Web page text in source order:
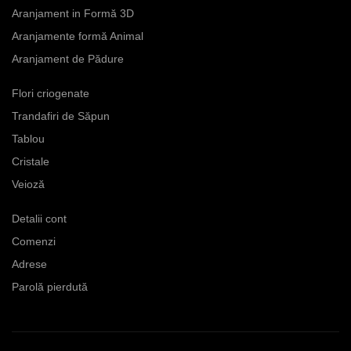
Aranjament in Formă 3D
Aranjamente formă Animal
Aranjament de Pădure
Flori criogenate
Trandafiri de Săpun
Tablou
Cristale
Veioză
Detalii cont
Comenzi
Adrese
Parolă pierdută